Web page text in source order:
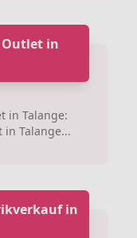
Outlet in
in Talange:
in Talange...
in